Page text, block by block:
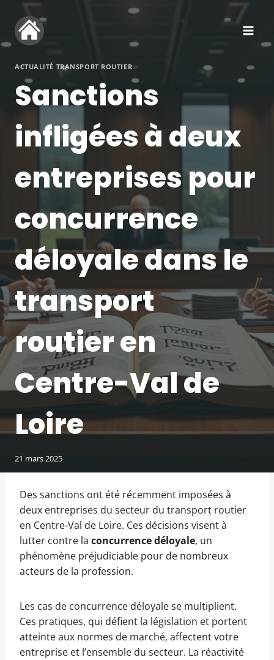
contenu
ACTUALITÉ TRANSPORT ROUTIER
Sanctions
infligées à deux
entreprises pour
concurrence
déloyale dans le
transport
routier en
Centre-Val de
Loire
21 mars 2025
Des sanctions ont été récemment imposées à
deux entreprises du secteur du transport routier
en Centre-Val de Loire. Ces décisions visent à
lutter contre la concurrence déloyale, un
phénomène préjudiciable pour de nombreux
acteurs de la profession.
Les cas de concurrence déloyale se multiplient.
Ces pratiques, qui défient la législation et portent
atteinte aux normes de marché, affectent votre
entreprise et l’ensemble du secteur. La réactivité